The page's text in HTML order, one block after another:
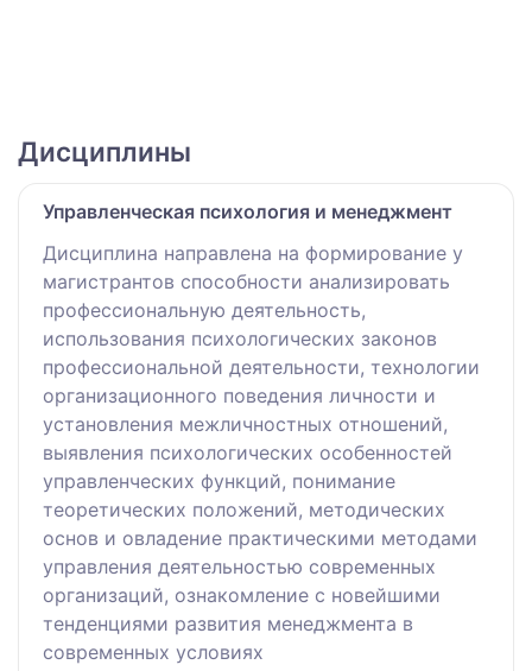
Дисциплины
Управленческая психология и менеджмент
Дисциплина направлена на формирование у
магистрантов способности анализировать
профессиональную деятельность,
использования психологических законов
профессиональной деятельности, технологии
организационного поведения личности и
установления межличностных отношений,
выявления психологических особенностей
управленческих функций, понимание
теоретических положений, методических
основ и овладение практическими методами
управления деятельностью современных
организаций, ознакомление с новейшими
тенденциями развития менеджмента в
современных условиях